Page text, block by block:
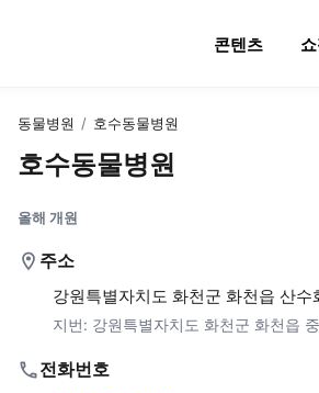
콘텐츠
동물병원 / 호수동물병원
호수동물병원
올해 개원
주소
강원특별자치도 화천군 화천읍 산수
지번: 강원특별자치도 화천군 화천읍
전화번호